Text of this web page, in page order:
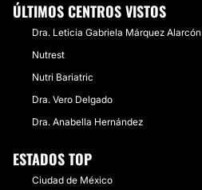
ÚLTIMOS CENTROS VISTOS
Dra. Leticia Gabriela Márquez Alarcón
Nutrest
Nutri Bariatric
Dra. Vero Delgado
Dra. Anabella Hernández
ESTADOS TOP
Ciudad de México